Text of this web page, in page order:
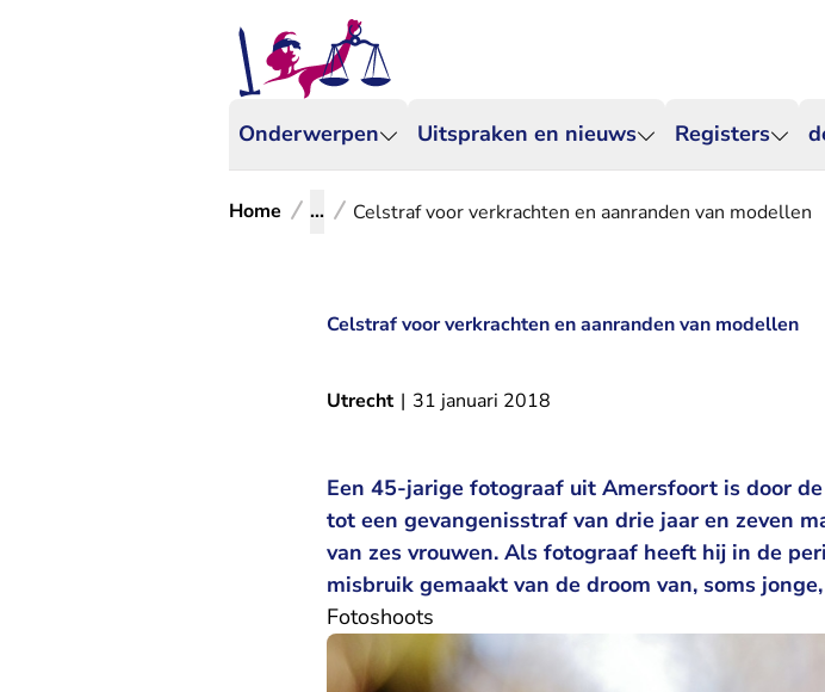
Onderwerpen Uitspraken en nieuws Registers
Home ... Celstraf voor verkrachten en aanranden van modellen
Celstraf voor verkrachten en aanranden van modellen
Utrecht | 31 januari 2018
Een 45-jarige fotograaf uit Amersfoort is door
tot een gevangenisstraf van drie jaar en zeven
van zes vrouwen. Als fotograaf heeft hij in de
misbruik gemaakt van de droom van, soms
Fotoshoots